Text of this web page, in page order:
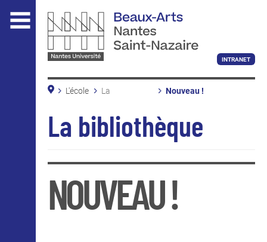
contenu
L'ÉCOLE
Beaux-Arts Nantes Saint-Nazaire
Nous soutenir
INTRANET
L'école
La
Nouveau !
Conditions de prêt
Accès et horaires
La bibliothèque
NOUVEAU !